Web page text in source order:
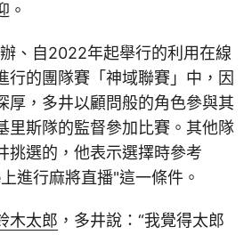
。
、自2022年起舉行的利用在線
行的團隊賽「神域聯賽」中，因
厚，多井以顧問般的角色參與其
里斯隊的監督參加比賽。其他隊
挑選的，他表示選擇時參考
進行麻將直播"這一條件。
木太郎 ，多井說：“我覺得太郎